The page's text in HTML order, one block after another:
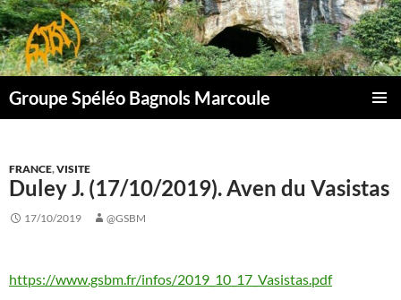
Aller
au
contenu
Groupe Spéléo Bagnols Marcoule
FRANCE,VISITE
Duley J. (17/10/2019). Aven du Vasistas
17/10/2019 @GSBM
https://www.gsbm.fr/infos/2019_10_17_Vasistas.pdf